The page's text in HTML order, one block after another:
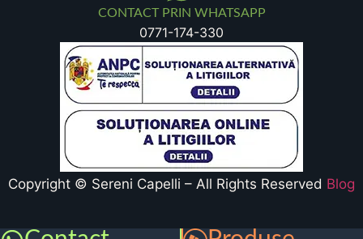
CONTACT PRIN WHATSAPP
0771-174-330
Copyright © Sereni Capelli – All Rights Reserved Blog